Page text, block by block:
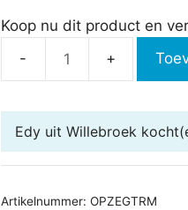
Koop nu dit product en
Opzegtermijn
aantal
Edy uit Willebroek
Artikelnummer: OPZEGTRM